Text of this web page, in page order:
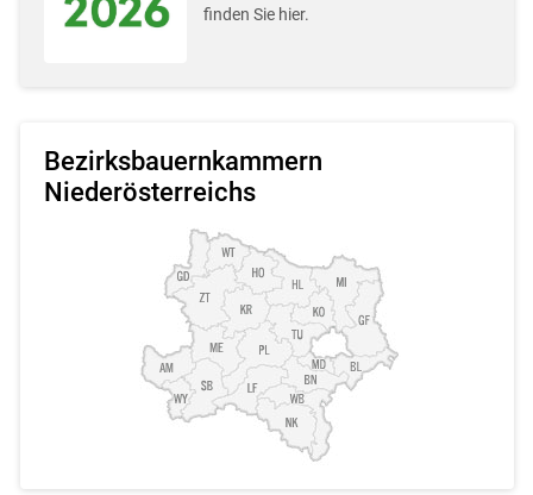
finden Sie hier.
Bezirksbauernkammern
Niederösterreichs